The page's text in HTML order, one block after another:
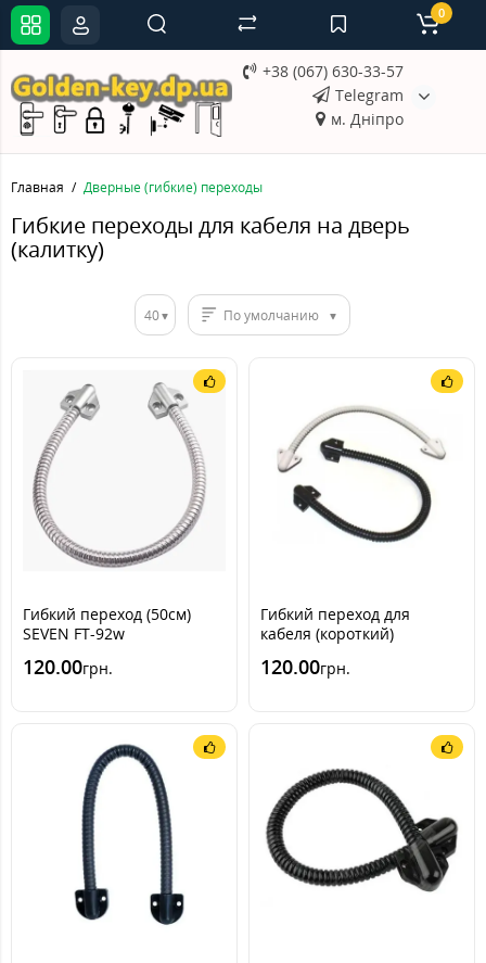
+38 (067) 630-33-57
Telegram
м. Дніпро
0
Главная Дверные (гибкие) переходы
Гибкие переходы для кабеля на дверь
(калитку)
40 По умолчанию
Гибкий переход (50см)
SEVEN FT-92w
120.00грн.
Гибкий переход для
кабеля (короткий)
120.00грн.